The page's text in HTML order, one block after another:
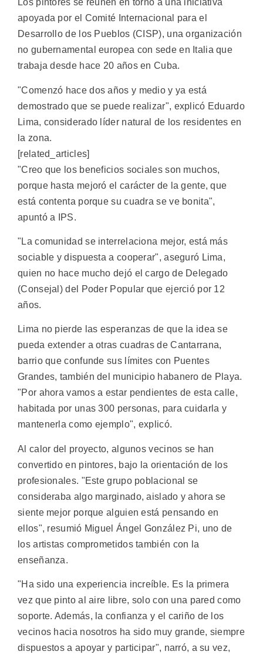
Los pintores se reúnen en torno a una iniciativa
apoyada por el Comité Internacional para el
Desarrollo de los Pueblos (CISP), una organización
no gubernamental europea con sede en Italia que
trabaja desde hace 20 años en Cuba.
"Comenzó hace dos años y medio y ya está
demostrado que se puede realizar", explicó Eduardo
Lima, considerado líder natural de los residentes en
la zona.
[related_articles]
"Creo que los beneficios sociales son muchos,
porque hasta mejoró el carácter de la gente, que
está contenta porque su cuadra se ve bonita",
apuntó a IPS.
"La comunidad se interrelaciona mejor, está más
sociable y dispuesta a cooperar", aseguró Lima,
quien no hace mucho dejó el cargo de Delegado
(Consejal) del Poder Popular que ejerció por 12
años.
Lima no pierde las esperanzas de que la idea se
pueda extender a otras cuadras de Cantarrana,
barrio que confunde sus límites con Puentes
Grandes, también del municipio habanero de Playa.
"Por ahora vamos a estar pendientes de esta calle,
habitada por unas 300 personas, para cuidarla y
mantenerla como ejemplo", explicó.
Al calor del proyecto, algunos vecinos se han
convertido en pintores, bajo la orientación de los
profesionales. "Este grupo poblacional se
consideraba algo marginado, aislado y ahora se
siente mejor porque alguien está pensando en
ellos", resumió Miguel Ángel González Pi, uno de
los artistas comprometidos también con la
enseñanza.
"Ha sido una experiencia increíble. Es la primera
vez que pinto al aire libre, solo con una pared como
soporte. Además, la confianza y el cariño de los
vecinos hacia nosotros ha sido muy grande, siempre
dispuestos a apoyar y participar", narró, a su vez,